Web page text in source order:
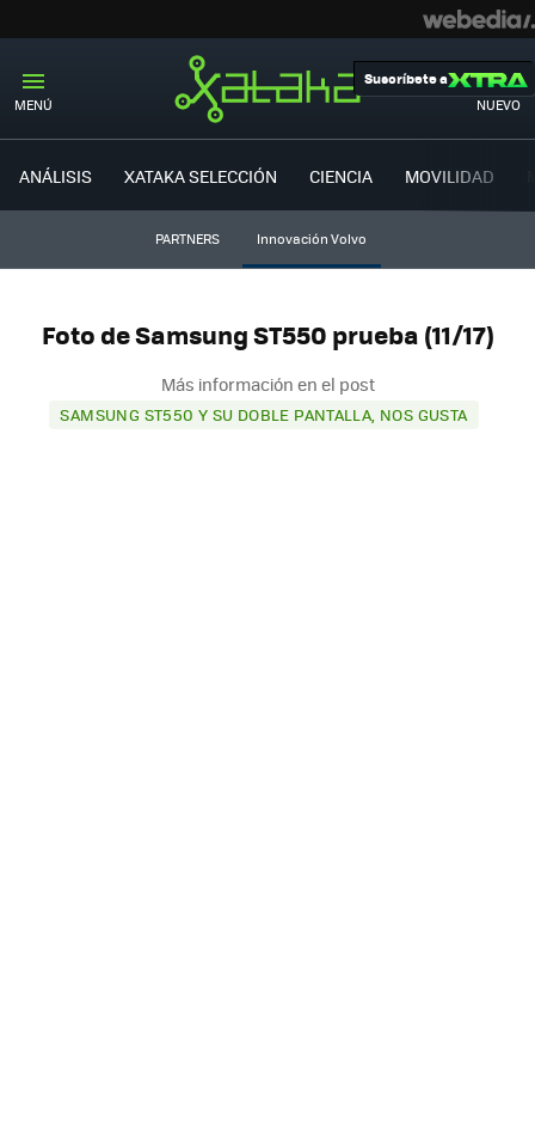
MENÚ NUEVO
Suscríbete a
ANÁLISIS XATAKA SELECCIÓN CIENCIA MOVILIDAD
PARTNERS Innovación Volvo
Foto de Samsung ST550 prueba (11/17)
Más información en el post
SAMSUNG ST550 Y SU DOBLE PANTALLA, NOS GUSTA